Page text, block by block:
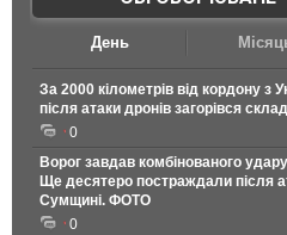
День
За 2000 кілометрів від кордону з
після атаки дронів загорівся
0
Ворог завдав комбінованого
Ще десятеро постраждали після
Сумщині. ФОТО
0